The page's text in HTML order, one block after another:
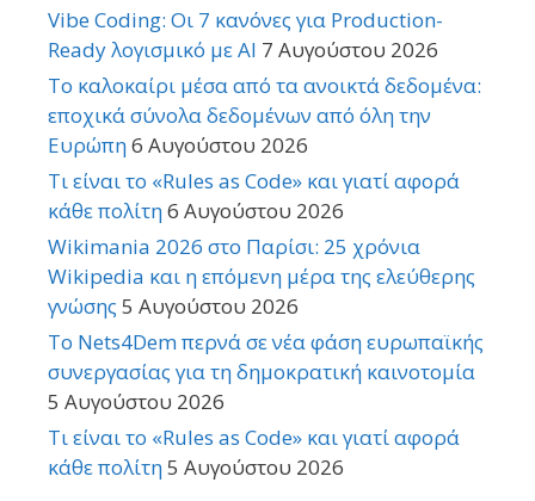
Vibe Coding: Οι 7 κανόνες για Production-
Ready λογισμικό με AI 7 Αυγούστου 2026
Το καλοκαίρι μέσα από τα ανοικτά δεδομένα:
εποχικά σύνολα δεδομένων από όλη την
Ευρώπη6 Αυγούστου 2026
Τι είναι το «Rules as Code» και γιατί αφορά
κάθε πολίτη6 Αυγούστου 2026
Wikimania 2026 στο Παρίσι: 25 χρόνια
Wikipedia και η επόμενη μέρα της ελεύθερης
γνώσης 5 Αυγούστου 2026
Το Nets4Dem περνά σε νέα φάση ευρωπαϊκής
συνεργασίας για τη δημοκρατική καινοτομία
5 Αυγούστου 2026
Τι είναι το «Rules as Code» και γιατί αφορά
κάθε πολίτη5 Αυγούστου 2026